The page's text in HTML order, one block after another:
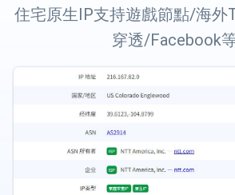
住宅原生IP支持遊戲節點/海
穿透/Facebook